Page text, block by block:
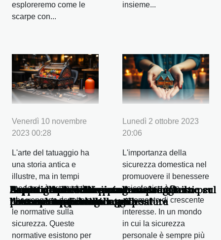
Scopri come le scarpe con rialzo interno
possono migliorare la tua postura
esploreremo come le
scarpe con...
Guida all'uso delle pistole massaggianti per
il recupero sportivo
insieme...
Le normative sulla sicurezza per
l'attrezzatura da tatuaggio
Venerdì 10 novembre
2023 00:28
L'arte del tatuaggio ha
una storia antica e
illustre, ma in tempi
moderni, è essenziale
che vengano rispettate
le normative sulla
sicurezza. Queste
normative esistono per
Impatto della sicurezza domestica sul
benessere psicologico
Lunedì 2 ottobre 2023
20:06
L'importanza della
sicurezza domestica nel
promuovere il benessere
psicologico è un
argomento di crescente
interesse. In un mondo
in cui la sicurezza
personale è sempre più
Aspetti medici del vaping: come influisce sul
nostro corpo e sulla nostra salute
3 consigli preventivi contro
l'invecchiamento della pelle